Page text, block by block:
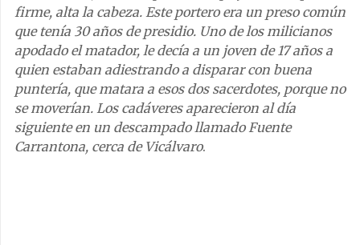
firme, alta la cabeza. Este portero era un preso común
que tenía 30 años de presidio. Uno de los milicianos
apodado el matador, le decía a un joven de 17 años a
quien estaban adiestrando a disparar con buena
puntería, que matara a esos dos sacerdotes, porque no
se moverían. Los cadáveres aparecieron al día
siguiente en un descampado llamado Fuente
Carrantona, cerca de Vicálvaro.